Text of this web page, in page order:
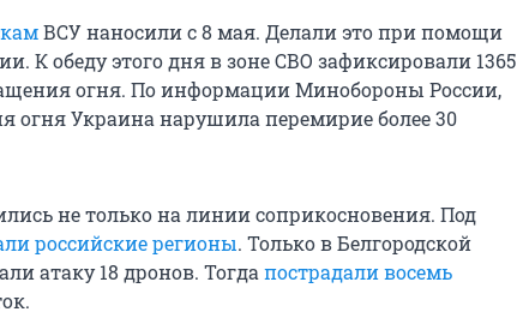
ВСУ наносили с 8 мая. Делали это при помощи
К обеду этого дня в зоне СВО зафиксировали 1365
огня. По информации Минобороны России,
огня Украина нарушила перемирие более 30
не только на линии соприкосновения. Под
российские регионы. Только в Белгородской
атаку 18 дронов. Тогда пострадали восемь